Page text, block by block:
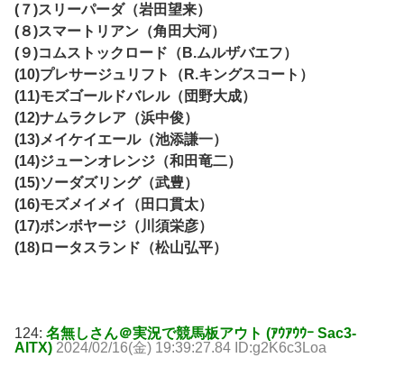
(７)スリーパーダ（岩田望来）
(８)スマートリアン（角田大河）
(９)コムストックロード（B.ムルザバエフ）
(10)プレサージュリフト（R.キングスコート）
(11)モズゴールドバレル（団野大成）
(12)ナムラクレア（浜中俊）
(13)メイケイエール（池添謙一）
(14)ジューンオレンジ（和田竜二）
(15)ソーダズリング（武豊）
(16)モズメイメイ（田口貫太）
(17)ボンボヤージ（川須栄彦）
(18)ロータスランド（松山弘平）
124: 名無しさん＠実況で競馬板アウト (ｱｳｱｳｳｰ Sac3-
AlTX) 2024/02/16(金) 19:39:27.84 ID:g2K6c3Loa